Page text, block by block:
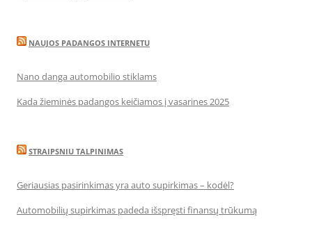
NAUJOS PADANGOS INTERNETU
Nano danga automobilio stiklams
Kada žieminės padangos keičiamos į vasarines 2025
STRAIPSNIU TALPINIMAS
Geriausias pasirinkimas yra auto supirkimas – kodėl?
Automobilių supirkimas padeda išspręsti finansų trūkumą